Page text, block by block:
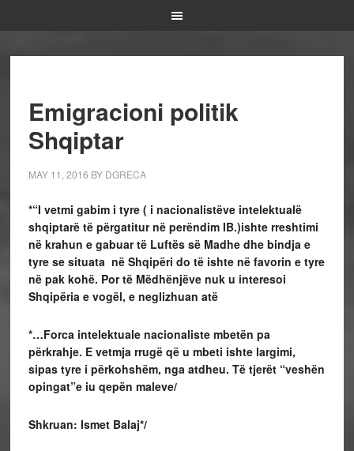
Emigracioni politik
Shqiptar
MAY 11, 2016 BY DGRECA
*“I vetmi gabim i tyre( i nacionalistëve intelektualë
shqiptarë të përgatitur në perëndim IB.)ishte rreshtimi
në krahun e gabuar të Luftës së Madhe dhe bindja e
tyre se situata në Shqipëri do të ishte në favorin e tyre
në pak kohë. Por të Mëdhënjëve nuk u interesoi
Shqipëria e vogël, e neglizhuan atë
*…Forca intelektuale nacionaliste mbetën pa
përkrahje. E vetmja rrugë që u mbeti ishte largimi,
sipas tyre i përkohshëm, nga atdheu. Të tjerët “veshën
opingat”e iu qepën maleve/
Shkruan: Ismet Balaj*/